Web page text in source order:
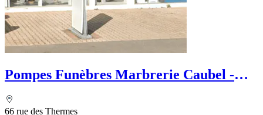
Pompes Funèbres Marbrerie Caubel -
66 rue des Thermes